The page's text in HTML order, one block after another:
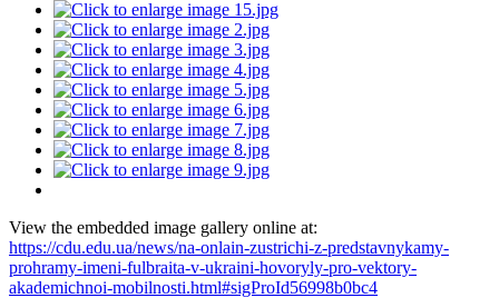
View the embedded image gallery online at:
https://cdu.edu.ua/news/na-onlain-zustrichi-z-predstavnykamy-
prohramy-imeni-fulbraita-v-ukraini-hovoryly-pro-vektory-
akademichnoi-mobilnosti.html#sigProId56998b0bc4